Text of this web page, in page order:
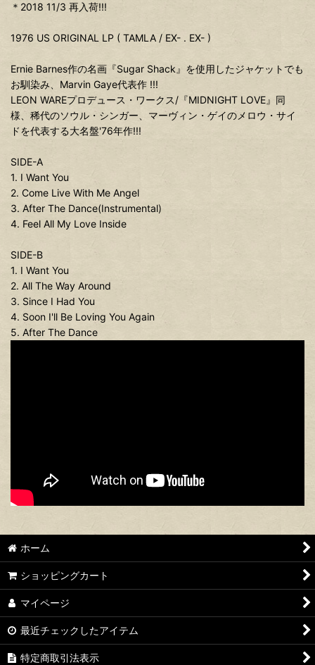
＊2018 11/3 再入荷!!!
1976 US ORIGINAL LP ( TAMLA / EX- . EX- )
Ernie Barnes作の名画『Sugar Shack』を使用したジャケットでも
お馴染み、Marvin Gaye代表作 !!!
LEON WAREプロデュース・ワークス/『MIDNIGHT LOVE』同
様、稀代のソウル・シンガー、マーヴィン・ゲイのメロウ・サイ
ドを代表する大名盤'76年作!!!
SIDE-A
1. I Want You
2. Come Live With Me Angel
3. After The Dance(Instrumental)
4. Feel All My Love Inside
SIDE-B
1. I Want You
2. All The Way Around
3. Since I Had You
4. Soon I'll Be Loving You Again
5. After The Dance
ホーム
ショッピングカート
マイページ
最近チェックしたアイテム
特定商取引法表示